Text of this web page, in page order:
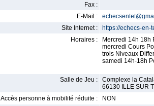
Fax :
E-Mail :
Site Internet :
https://echecs-en-
Horaires :
Mercredi 14h 18h
mercredi Cours
trois Niveaux
samedi 14h-18h
Salle de Jeu :
Complexe la
66130 ILLE SUR
Accès personne à mobilité réduite :
NON